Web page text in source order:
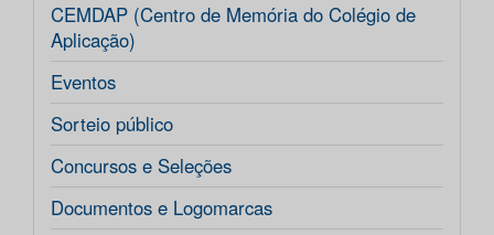
CEMDAP (Centro de Memória do Colégio de
Aplicação)
Eventos
Sorteio público
Concursos e Seleções
Documentos e Logomarcas